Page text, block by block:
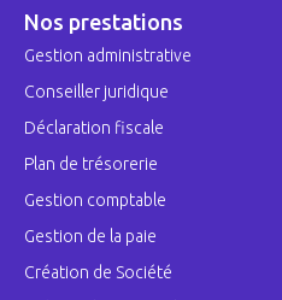
Nos prestations
Gestion administrative
Conseiller juridique
Déclaration fiscale
Plan de trésorerie
Gestion comptable
Gestion de la paie
Création de Société